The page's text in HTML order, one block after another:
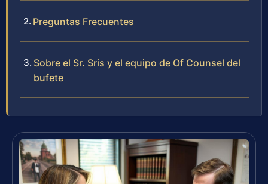
Preguntas Frecuentes
Sobre el Sr. Sris y el equipo de Of Counsel del
bufete